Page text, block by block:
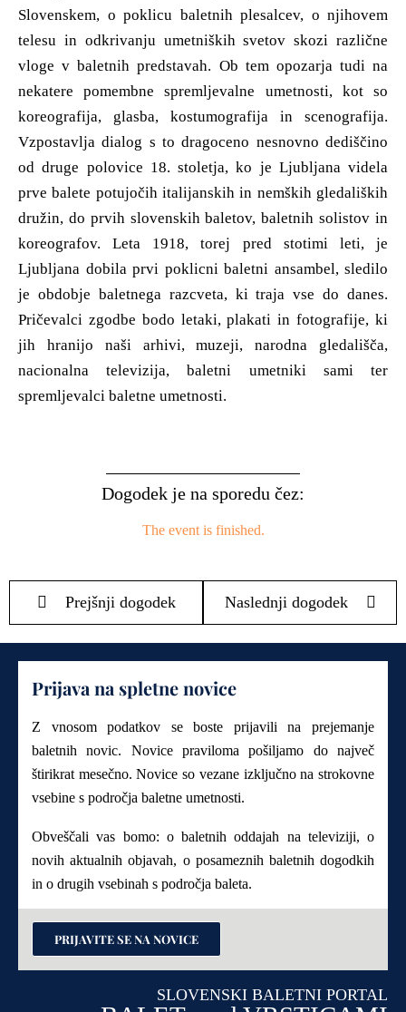
Slovenskem, o poklicu baletnih plesalcev, o njihovem
telesu in odkrivanju umetniških svetov skozi različne
vloge v baletnih predstavah. Ob tem opozarja tudi na
nekatere pomembne spremljevalne umetnosti, kot so
koreografija, glasba, kostumografija in scenografija.
Vzpostavlja dialog s to dragoceno nesnovno dediščino
od druge polovice 18. stoletja, ko je Ljubljana videla
prve balete potujočih italijanskih in nemških gledaliških
družin, do prvih slovenskih baletov, baletnih solistov in
koreografov. Leta 1918, torej pred stotimi leti, je
Ljubljana dobila prvi poklicni baletni ansambel, sledilo
je obdobje baletnega razcveta, ki traja vse do danes.
Pričevalci zgodbe bodo letaki, plakati in fotografije, ki
jih hranijo naši arhivi, muzeji, narodna gledališča,
nacionalna televizija, baletni umetniki sami ter
spremljevalci baletne umetnosti.
Dogodek je na sporedu čez:
The event is finished.
Prejšnji dogodek Naslednji dogodek
Prijava na spletne novice
Z vnosom podatkov se boste prijavili na prejemanje
baletnih novic. Novice praviloma pošiljamo do največ
štirikrat mesečno. Novice so vezane izključno na strokovne
vsebine s področja baletne umetnosti.
Obveščali vas bomo: o baletnih oddajah na televiziji, o
novih aktualnih objavah, o posameznih baletnih dogodkih
in o drugih vsebinah s področja baleta.
PRIJAVITE SE NA NOVICE
SLOVENSKI BALETNI PORTAL